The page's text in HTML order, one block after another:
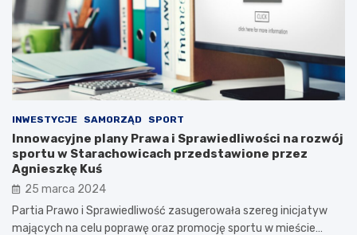
INWESTYCJE SAMORZĄD SPORT
Innowacyjne plany Prawa i Sprawiedliwości na rozwój
sportu w Starachowicach przedstawione przez
Agnieszkę Kuś
25 marca 2024
Partia Prawo i Sprawiedliwość zasugerowała szereg inicjatyw
mających na celu poprawę oraz promocję sportu w mieście…